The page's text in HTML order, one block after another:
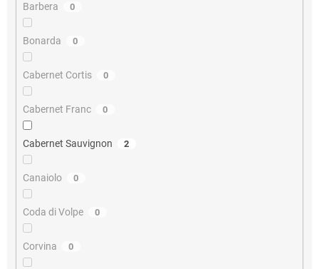
Barbera 0
Bonarda 0
Cabernet Cortis 0
Cabernet Franc 0
Cabernet Sauvignon 2
Canaiolo 0
Coda di Volpe 0
Corvina 0